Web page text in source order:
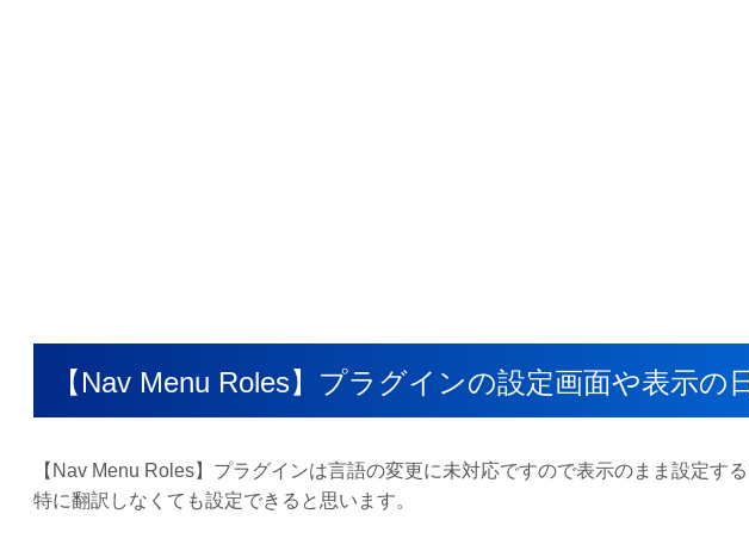
【Nav Menu Roles】プラグインの設定画面や表示の
【Nav Menu Roles】プラグインは言語の変更に未対応ですので表示のまま設定す
特に翻訳しなくても設定できると思います。